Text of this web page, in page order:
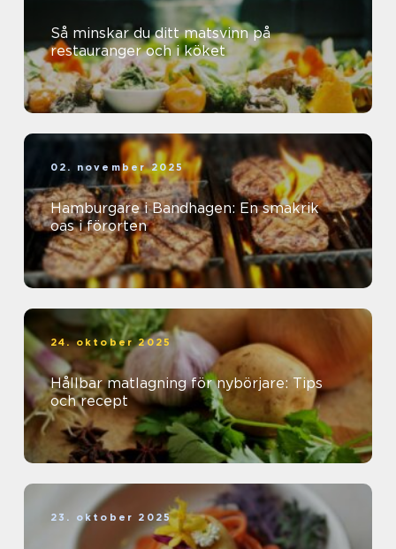
Så minskar du ditt matsvinn på
restauranger och i köket
02. november 2025
Hamburgare i Bandhagen: En smakrik
oas i förorten
24. oktober 2025
Hållbar matlagning för nybörjare: Tips
och recept
23. oktober 2025